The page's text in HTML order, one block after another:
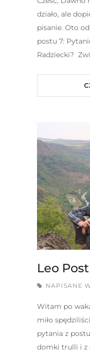
działo, ale
pisanie. Oto
postu 7:
Radziecki?
Leo
NAPISANE
Witam po
miło
pytania z
domki trulli i z